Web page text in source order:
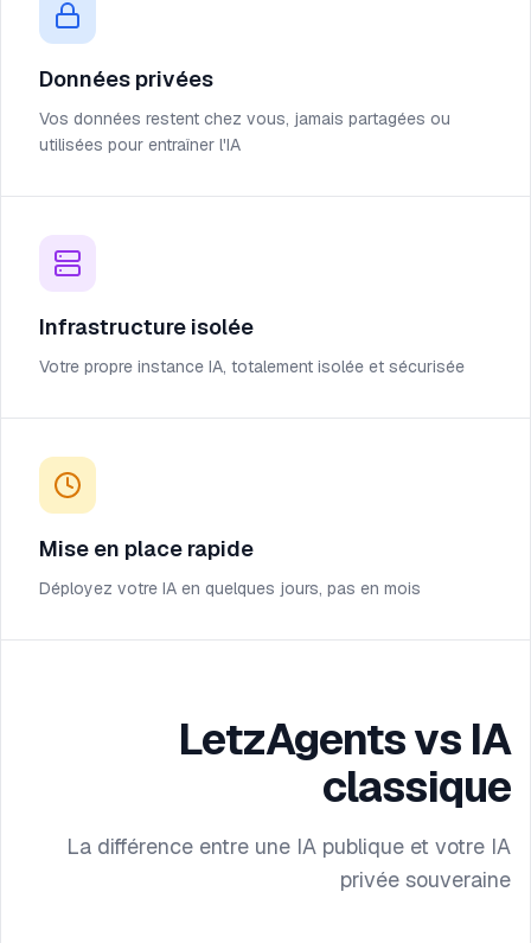
Données privées
Vos données restent chez vous, jamais partagées ou
utilisées pour entraîner l'IA
Infrastructure isolée
Votre propre instance IA, totalement isolée et sécurisée
Mise en place rapide
Déployez votre IA en quelques jours, pas en mois
LetzAgents vs IA
classique
La différence entre une IA publique et votre IA
privée souveraine